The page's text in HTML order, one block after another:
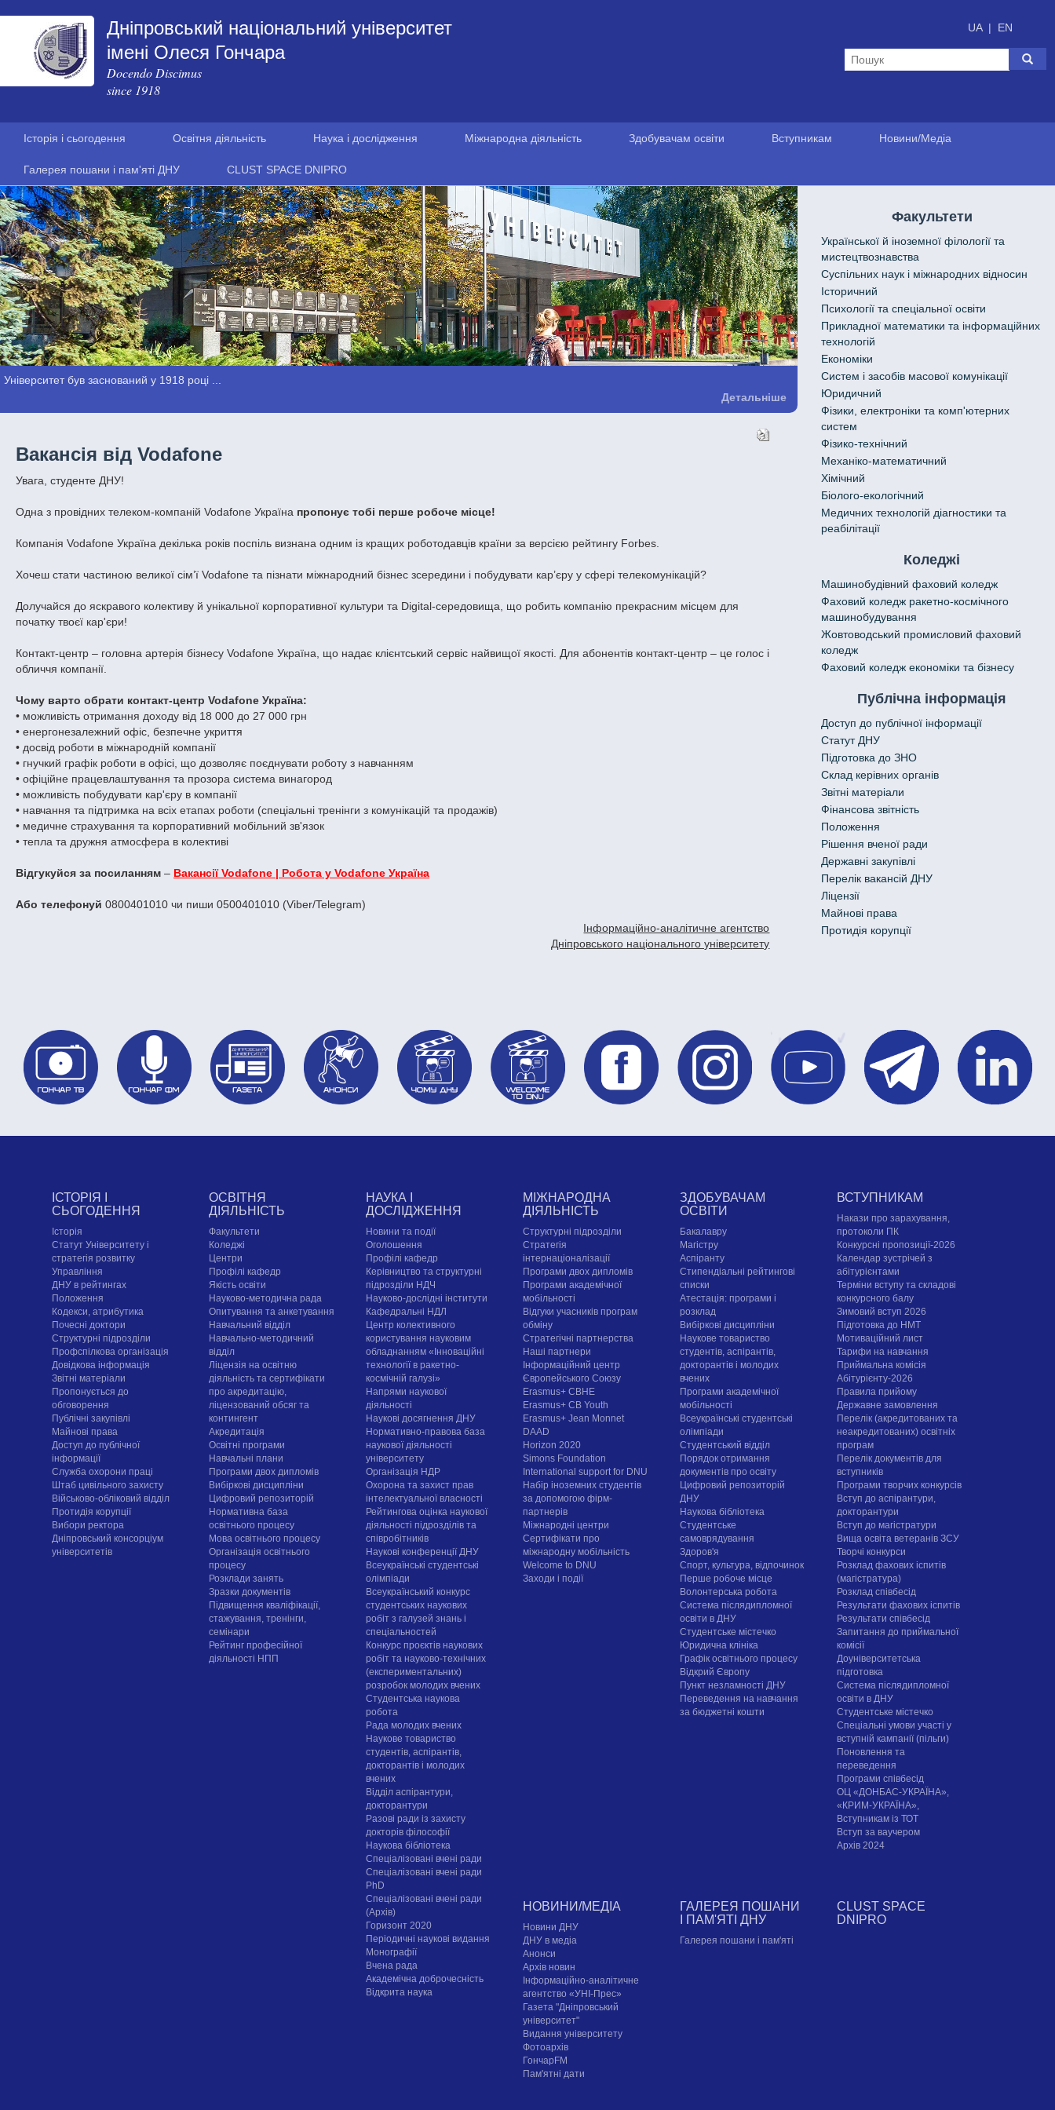
Дніпровський національний університет
імені Олеся Гончара
Docendo Discimus
since 1918
UA | EN
Історія і сьогодення Освітня діяльність Наука і дослідження Міжнародна діяльність Здобувачам освіти Вступникам Новини/Медіа
Галерея пошани і пам'яті ДНУ CLUST SPACE DNIPRO
Університет був заснований у 1918 році ...
Детальніше
Вакансія від Vodafone
Увага, студенте ДНУ!
Одна з провідних телеком-компаній Vodafone Україна пропонує тобі перше робоче місце!
Компанія Vodafone Україна декілька років поспіль визнана одним із кращих роботодавців країни за версією рейтингу Forbes.
Хочеш стати частиною великої сім’ї Vodafone та пізнати міжнародний бізнес зсередини і побудувати кар’єру у сфері телекомунікацій?
Долучайся до яскравого колективу й унікальної корпоративної культури та Digital-середовища, що робить компанію прекрасним місцем для
початку твоєї кар'єри!
Контакт-центр – головна артерія бізнесу Vodafone Україна, що надає клієнтський сервіс найвищої якості. Для абонентів контакт-центр – це голос і
обличчя компанії.
Чому варто обрати контакт-центр Vodafone Україна:
• можливість отримання доходу від 18 000 до 27 000 грн
• енергонезалежний офіс, безпечне укриття
• досвід роботи в міжнародній компанії
• гнучкий графік роботи в офісі, що дозволяє поєднувати роботу з навчанням
• офіційне працевлаштування та прозора система винагород
• можливість побудувати кар'єру в компанії
• навчання та підтримка на всіх етапах роботи (спеціальні тренінги з комунікацій та продажів)
• медичне страхування та корпоративний мобільний зв'язок
• тепла та дружня атмосфера в колективі
Відгукуйся за посиланням – Вакансії Vodafone | Робота у Vodafone Україна
Або телефонуй 0800401010 чи пиши 0500401010 (Viber/Telegram)
Інформаційно-аналітичне агентство
Дніпровського національного університету
Факультети
Української й іноземної філології та
мистецтвознавства
Cуспільних наук і міжнародних відносин
Історичний
Психології та спеціальної освіти
Прикладної математики та інформаційних
технологій
Економіки
Систем і засобів масової комунікації
Юридичний
Фізики, електроніки та комп'ютерних
систем
Фізико-технічний
Механіко-математичний
Хімічний
Біолого-екологічний
Медичних технологій діагностики та
реабілітації
Коледжі
Машинобудівний фаховий коледж
Фаховий коледж ракетно-космічного
машинобудування
Жовтоводський промисловий фаховий
коледж
Фаховий коледж економіки та бізнесу
Публічна інформація
Доступ до публічної інформації
Статут ДНУ
Підготовка до ЗНО
Склад керівних органів
Звітні матеріали
Фінансова звітність
Положення
Рішення вченої ради
Державні закупівлі
Перелік вакансій ДНУ
Ліцензії
Майнові права
Протидія корупції
ІСТОРІЯ І
СЬОГОДЕННЯ
Історія
Статут Університету і
стратегія розвитку
Управління
ДНУ в рейтингах
Положення
Кодекси, атрибутика
Почесні доктори
Структурні підрозділи
Профспілкова організація
Довідкова інформація
Звітні матеріали
Пропонується до
обговорення
Публічні закупівлі
Майнові права
Доступ до публічної
інформації
Служба охорони праці
Штаб цивільного захисту
Військово-обліковий відділ
Протидія корупції
Вибори ректора
Дніпровський консорціум
університетів
ОСВІТНЯ
ДІЯЛЬНІСТЬ
Факультети
Коледжі
Центри
Профілі кафедр
Якість освіти
Науково-методична рада
Опитування та анкетування
Навчальний відділ
Навчально-методичний
відділ
Ліцензія на освітню
діяльність та сертифікати
про акредитацію,
ліцензований обсяг та
контингент
Акредитація
Освітні програми
Навчальні плани
Програми двох дипломів
Вибіркові дисципліни
Цифровий репозиторій
Нормативна база
освітнього процесу
Мова освітнього процесу
Організація освітнього
процесу
Розклади занять
Зразки документів
Підвищення кваліфікації,
стажування, тренінги,
семінари
Рейтинг професійної
діяльності НПП
НАУКА І
ДОСЛІДЖЕННЯ
Новини та події
Оголошення
Профілі кафедр
Керівництво та структурні
підрозділи НДЧ
Науково-дослідні інститути
Кафедральні НДЛ
Центр колективного
користування науковим
обладнанням «Інноваційні
технології в ракетно-
космічній галузі»
Напрями наукової
діяльності
Наукові досягнення ДНУ
Нормативно-правова база
наукової діяльності
університету
Організація НДР
Охорона та захист прав
інтелектуальної власності
Рейтингова оцінка наукової
діяльності підрозділів та
співробітників
Наукові конференції ДНУ
Всеукраїнські студентські
олімпіади
Всеукраїнський конкурс
студентських наукових
робіт з галузей знань і
спеціальностей
Конкурс проєктів наукових
робіт та науково-технічних
(експериментальних)
розробок молодих вчених
Студентська наукова
робота
Рада молодих вчених
Наукове товариство
студентів, аспірантів,
докторантів і молодих
вчених
Відділ аспірантури,
докторантури
Разові ради із захисту
докторів філософії
Наукова бібліотека
Спеціалізовані вчені ради
Спеціалізовані вчені ради
PhD
Спеціалізовані вчені ради
(Архів)
Горизонт 2020
Періодичні наукові видання
Монографії
Вчена рада
Академічна доброчесність
Відкрита наука
МІЖНАРОДНА
ДІЯЛЬНІСТЬ
Структурні підрозділи
Стратегія
інтернаціоналізації
Програми двох дипломів
Програми академічної
мобільності
Відгуки учасників програм
обміну
Стратегічні партнерства
Наші партнери
Інформаційний центр
Європейського Союзу
Erasmus+ CBHE
Erasmus+ CB Youth
Erasmus+ Jean Monnet
DAAD
Horizon 2020
Simons Foundation
International support for DNU
Набір іноземних студентів
за допомогою фірм-
партнерів
Міжнародні центри
Сертифікати про
міжнародну мобільність
Welcome to DNU
Заходи і події
ЗДОБУВАЧАМ
ОСВІТИ
Бакалавру
Магістру
Аспіранту
Стипендіальні рейтингові
списки
Атестація: програми і
розклад
Вибіркові дисципліни
Наукове товариство
студентів, аспірантів,
докторантів і молодих
вчених
Програми академічної
мобільності
Всеукраїнські студентські
олімпіади
Студентський відділ
Порядок отримання
документів про освіту
Цифровий репозиторій
ДНУ
Наукова бібліотека
Студентське
самоврядування
Здоров'я
Спорт, культура, відпочинок
Перше робоче місце
Волонтерська робота
Система післядипломної
освіти в ДНУ
Cтудентське містечко
Юридична клініка
Графік освітнього процесу
Відкрий Європу
Пункт незламності ДНУ
Переведення на навчання
за бюджетні кошти
ВСТУПНИКАМ
Накази про зарахування,
протоколи ПК
Конкурсні пропозиції-2026
Календар зустрічей з
абітурієнтами
Терміни вступу та складові
конкурсного балу
Зимовий вступ 2026
Підготовка до НМТ
Мотиваційний лист
Тарифи на навчання
Приймальна комісія
Абітурієнту-2026
Правила прийому
Державне замовлення
Перелік (акредитованих та
неакредитованих) освітніх
програм
Перелік документів для
вступників
Програми творчих конкурсiв
Вступ до аспірантури,
докторантури
Вступ до магістратури
Вища освіта ветеранів ЗСУ
Творчі конкурси
Розклад фахових іспитів
(магістратура)
Розклад співбесід
Результати фахових іспитів
Результати співбесід
Запитання до приймальної
комісії
Доуніверситетська
підготовка
Система післядипломної
освіти в ДНУ
Cтудентське містечко
Спеціальні умови участі у
вступній кампанії (пільги)
Поновлення та
переведення
Програми співбесід
ОЦ «ДОНБАС-УКРАЇНА»,
«КРИМ-УКРАЇНА»,
Вступникам із ТОТ
Вступ за ваучером
Архів 2024
НОВИНИ/МЕДІА
Новини ДНУ
ДНУ в медіа
Анонси
Архів новин
Інформаційно-аналітичне
агентство «УНІ-Прес»
Газета "Дніпровський
університет"
Видання університету
Фотоархів
ГончарFM
Пам'ятні дати
ГАЛЕРЕЯ ПОШАНИ
І ПАМ'ЯТІ ДНУ
Галерея пошани і пам'яті
CLUST SPACE
DNIPRO